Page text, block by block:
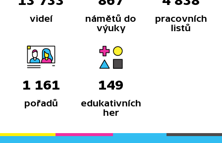
videí
námětů do
výuky
pracovních
listů
1 161
pořadů
149
edukativních
her